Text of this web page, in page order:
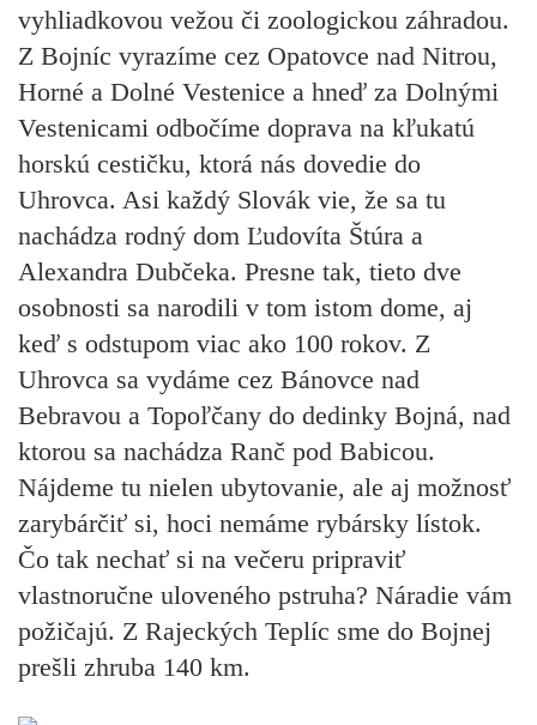
vyhliadkovou vežou či zoologickou záhradou.
Z Bojníc vyrazíme cez Opatovce nad Nitrou,
Horné a Dolné Vestenice a hneď za Dolnými
Vestenicami odbočíme doprava na kľukatú
horskú cestičku, ktorá nás dovedie do
Uhrovca. Asi každý Slovák vie, že sa tu
nachádza rodný dom Ľudovíta Štúra a
Alexandra Dubčeka. Presne tak, tieto dve
osobnosti sa narodili v tom istom dome, aj
keď s odstupom viac ako 100 rokov. Z
Uhrovca sa vydáme cez Bánovce nad
Bebravou a Topoľčany do dedinky Bojná, nad
ktorou sa nachádza Ranč pod Babicou.
Nájdeme tu nielen ubytovanie, ale aj možnosť
zarybárčiť si, hoci nemáme rybársky lístok.
Čo tak nechať si na večeru pripraviť
vlastnoručne uloveného pstruha? Náradie vám
požičajú. Z Rajeckých Teplíc sme do Bojnej
prešli zhruba 140 km.